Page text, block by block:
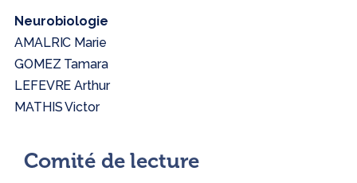
Neurobiologie
AMALRIC Marie
GOMEZ Tamara
LEFEVRE Arthur
MATHIS Victor
Comité de lecture